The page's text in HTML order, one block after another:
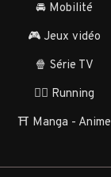
🚘 Mobilité
🎮 Jeux vidéo
🍿 Série TV
🏃‍♂️ Running
⛩️ Manga - Anime